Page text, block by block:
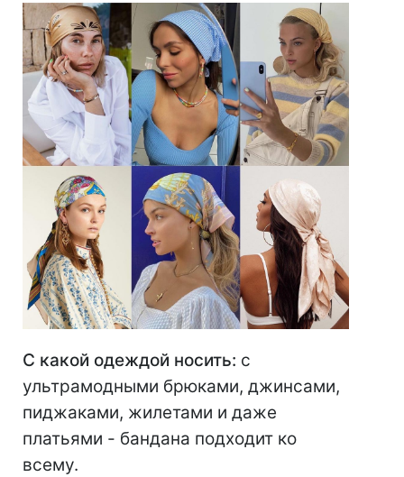
С какой одеждой носить: с
ультрамодными брюками, джинсами,
пиджаками, жилетами и даже
платьями - бандана подходит ко
всему.